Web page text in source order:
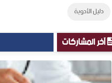
دليل الأدوية
آخر المشاركات